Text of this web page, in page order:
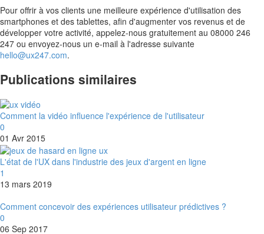
Pour offrir à vos clients une meilleure expérience d'utilisation des
smartphones et des tablettes, afin d'augmenter vos revenus et de
développer votre activité, appelez-nous gratuitement au 08000 246
247 ou envoyez-nous un e-mail à l'adresse suivante
hello@ux247.com.
Publications similaires
Comment la vidéo influence l'expérience de l'utilisateur
0
01 Avr 2015
L'état de l'UX dans l'industrie des jeux d'argent en ligne
1
13 mars 2019
Comment concevoir des expériences utilisateur prédictives ?
0
06 Sep 2017